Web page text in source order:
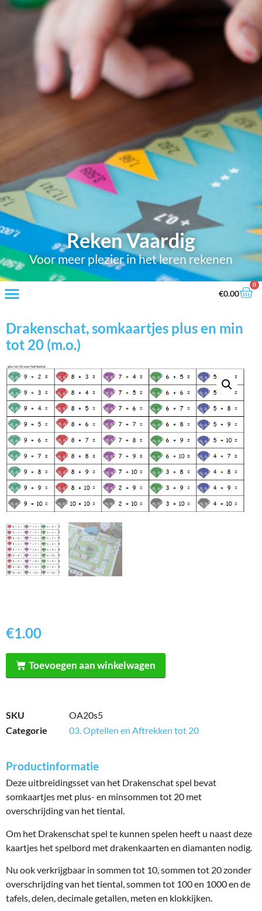
Reken Vaardig
Voor meer plezier in het leren rekenen
€0.00
0
Drakenschat, somkaartjes plus en min
tot 20 (m.o.)
€1.00
Toevoegen aan winkelwagen
SKU
OA20s5
Categorie
03. Optellen en Aftrekken tot 20
Productinformatie
Deze uitbreidingsset van het Drakenschat spel bevat
somkaartjes met plus- en minsommen tot 20 met
overschrijding van het tiental.
Om het Drakenschat spel te kunnen spelen heeft u naast deze
kaartjes het spelbord met drakenkaarten en diamanten nodig.
Nu ook verkrijgbaar in sommen tot 10, sommen tot 20 zonder
overschrijding van het tiental, sommen tot 100 en 1000 en de
tafels, delen, decimale getallen, meten en klokkijken.